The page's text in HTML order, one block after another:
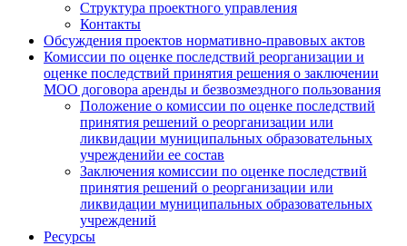
Структура проектного управления
Контакты
Обсуждения проектов нормативно-правовых актов
Комиссии по оценке последствий реорганизации и
оценке последствий принятия решения о заключении
МОО договора аренды и безвозмездного пользования
Положение о комиссии по оценке последствий
принятия решений о реорганизации или
ликвидации муниципальных образовательных
учрежденийи ее состав
Заключения комиссии по оценке последствий
принятия решений о реорганизации или
ликвидации муниципальных образовательных
учреждений
Ресурсы